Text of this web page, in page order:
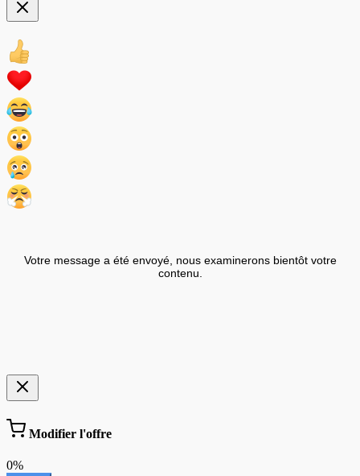
Votre message a été envoyé, nous examinerons bientôt votre
contenu.
Modifier l'offre
0%